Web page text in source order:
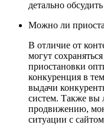
детально
Можно ли
В отличие от
могут
приостановки
конкуренция в
выдачи
систем. Также вы
продвижению,
ситуации с